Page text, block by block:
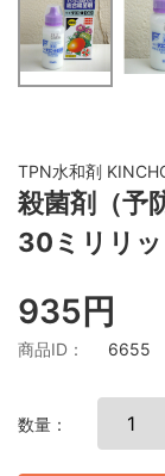
TPN水和剤
殺菌剤（予
30ミリリッ
935円
商品ID： 6655
数量：